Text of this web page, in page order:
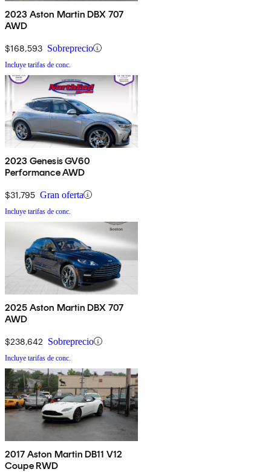
2023 Aston Martin DBX 707
AWD
$168,593 Sobreprecio
Incluye tarifas de conc.
2023 Genesis GV60
Performance AWD
$31,795 Gran oferta
Incluye tarifas de conc.
2025 Aston Martin DBX 707
AWD
$238,642 Sobreprecio
Incluye tarifas de conc.
2017 Aston Martin DB11 V12
Coupe RWD